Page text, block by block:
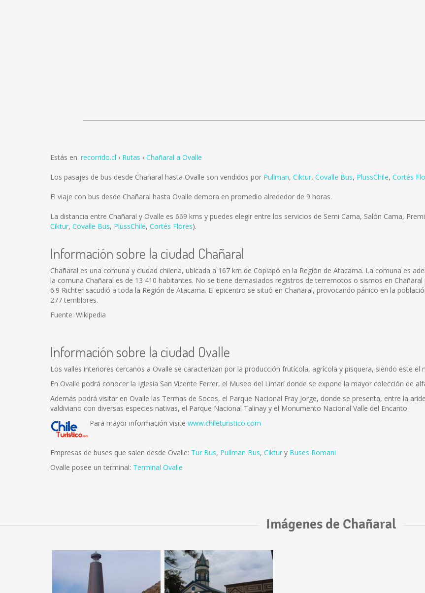
Estás en: recorrido.cl Rutas Chañaral a Ovalle
Los pasajes de bus desde Chañaral hasta Ovalle son vendidos por Pullman, Ciktur, Covalle Bus, PlussChile, Cortés
El viaje con bus desde Chañaral hasta Ovalle demora en promedio alrededor de 9 horas.
La distancia entre Chañaral y Ovalle es 669 kms y puedes elegir entre los servicios de Semi Cama, Salón Cama,
Ciktur, Covalle Bus, PlussChile, Cortés Flores).
Información sobre la ciudad Chañaral
Chañaral es una comuna y ciudad chilena, ubicada a 167 km de Copiapó en la Región de Atacama. La comuna es
la comuna Chañaral es de 13 410 habitantes. No se tiene demasiados registros de terremotos o sismos en
6.9 Richter sacudió a toda la Región de Atacama. El epicentro se situó en Chañaral, provocando pánico en la
277 temblores.
Fuente: Wikipedia
Información sobre la ciudad Ovalle
Los valles interiores cercanos a Ovalle se caracterizan por la producción frutícola, agrícola y pisquera, siendo este
En Ovalle podrá conocer la Iglesia San Vicente Ferrer, el Museo del Limarí donde se expone la mayor colección de
Además podrá visitar en Ovalle las Termas de Socos, el Parque Nacional Fray Jorge, donde se presenta, entre la
valdiviano con diversas especies nativas, el Parque Nacional Talinay y el Monumento Nacional Valle del Encanto.
Para mayor información visite www.chileturistico.com
Empresas de buses que salen desde Ovalle: Tur Bus, Pullman Bus, Ciktur y Buses Romani
Ovalle posee un terminal: Terminal Ovalle
Imágenes de Chañaral